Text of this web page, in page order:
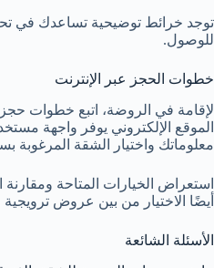
توجد خرائط توضيحية تساعدك في
للوصول.
خطوات الحجز عبر الإنترنت
لإقامة في الروضة، اتبع خطوات حجز
الموقع الإلكتروني يوفر واجهة
معلوماتك واختيار الشقة المرغوبة
استعراض الخيارات المتاحة
أيضًا الاختيار من بين عروض
الأسئلة الشائعة